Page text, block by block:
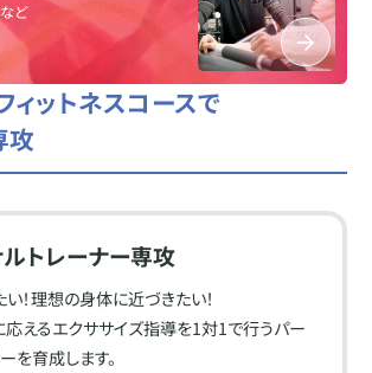
ど
ィットネスコースで
攻
トレーナー専攻
！理想の身体に近づきたい！
えるエクササイズ指導を1対1で行うパー
を育成します。